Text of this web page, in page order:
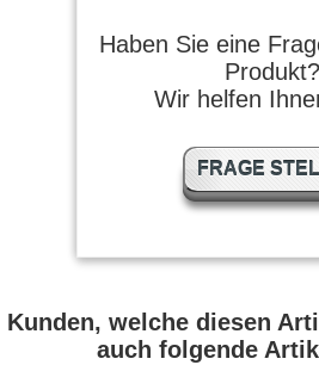
Haben Sie eine
Produkt?
Wir helfen
FRAGE
Kunden, welche diesen
auch folgende